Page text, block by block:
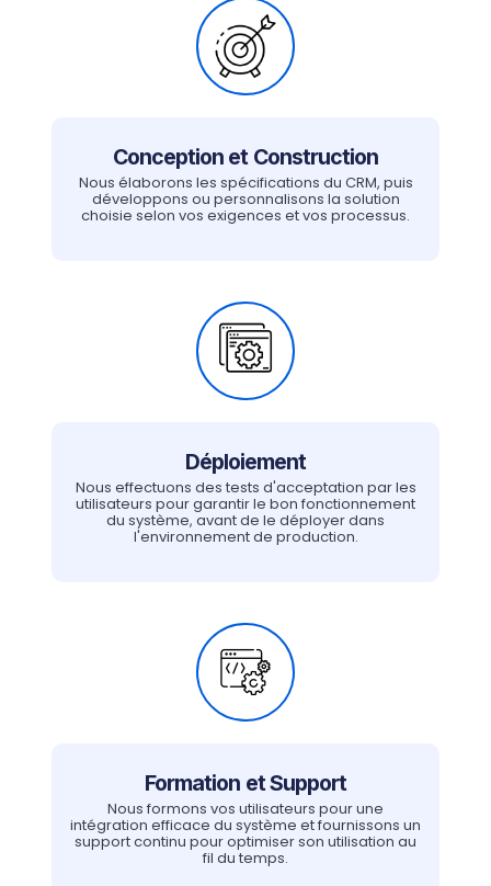
Conception et Construction
Nous élaborons les spécifications du CRM, puis
développons ou personnalisons la solution
choisie selon vos exigences et vos processus.
Déploiement
Nous effectuons des tests d'acceptation par les
utilisateurs pour garantir le bon fonctionnement
du système, avant de le déployer dans
l'environnement de production.
Formation et Support
Nous formons vos utilisateurs pour une
intégration efficace du système et fournissons un
support continu pour optimiser son utilisation au
fil du temps.